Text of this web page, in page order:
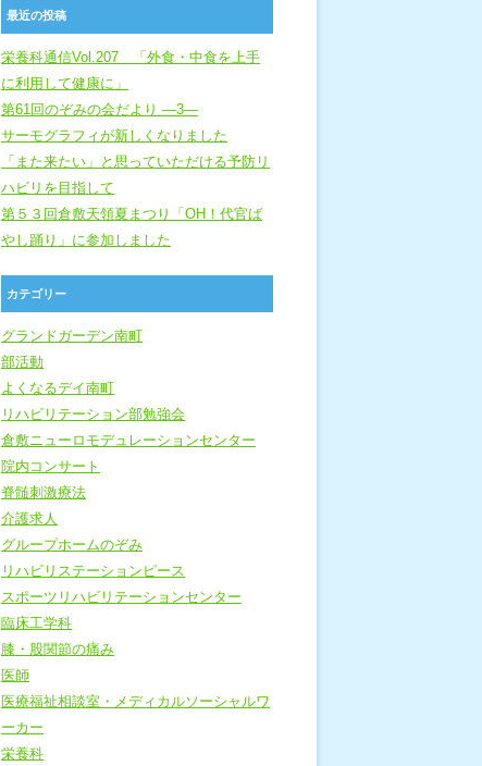
最近の投稿
栄養科通信Vol.207 「外食・中食を上手
に利用して健康に」
第61回のぞみの会だより ―3―
サーモグラフィが新しくなりました
「また来たい」と思っていただける予防リ
ハビリを目指して
第５３回倉敷天領夏まつり「OH！代官ば
やし踊り」に参加しました
カテゴリー
グランドガーデン南町
部活動
よくなるデイ南町
リハビリテーション部勉強会
倉敷ニューロモデュレーションセンター
院内コンサート
脊髄刺激療法
介護求人
グループホームのぞみ
リハビリステーションピース
スポーツリハビリテーションセンター
臨床工学科
膝・股関節の痛み
医師
医療福祉相談室・メディカルソーシャルワ
ーカー
栄養科